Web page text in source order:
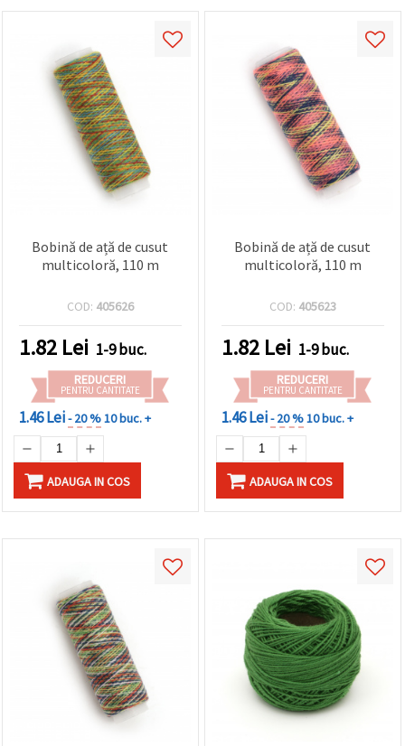
Bobină de ață de cusut
multicoloră, 110 m
COD: 405626
1.82 Lei 1-9 buc.
REDUCERI
PENTRU CANTITATE
1.46 Lei- 20 %10 buc. +
ADAUGA IN COS
Bobină de ață de cusut
multicoloră, 110 m
COD: 405623
1.82 Lei 1-9 buc.
REDUCERI
PENTRU CANTITATE
1.46 Lei- 20 %10 buc. +
ADAUGA IN COS